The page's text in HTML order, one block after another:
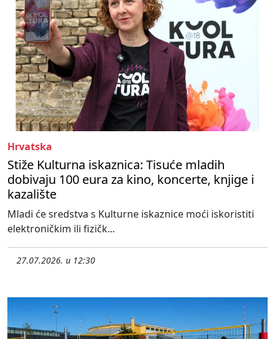
Hrvatska
Stiže Kulturna iskaznica: Tisuće mladih
dobivaju 100 eura za kino, koncerte, knjige i
kazalište
Mladi će sredstva s Kulturne iskaznice moći iskoristiti
elektroničkim ili fizičk...
27.07.2026. u 12:30